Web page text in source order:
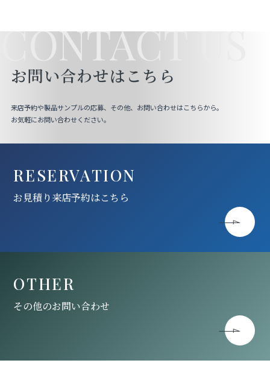
CONTACT US
お問い合わせはこちら
来店予約や製品サンプルの応募、その他、お問い合わせはこちらから。
お気軽にお問い合わせください。
RESERVATION
お見積り来店予約はこちら
OTHER
その他のお問い合わせ